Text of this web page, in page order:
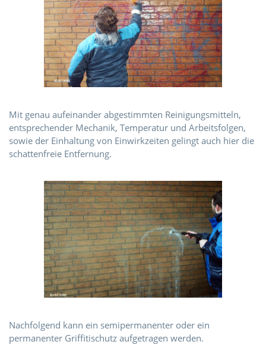
Mit genau aufeinander abgestimmten Reinigungsmitteln,
entsprechender Mechanik, Temperatur und Arbeitsfolgen,
sowie der Einhaltung von Einwirkzeiten gelingt auch hier die
schattenfreie Entfernung.
Nachfolgend kann ein semipermanenter oder ein
permanenter Griffitischutz aufgetragen werden.